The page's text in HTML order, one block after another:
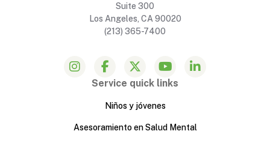
Suite 300
Los Angeles, CA 90020
(213) 365-7400
Service quick links
Niños y jóvenes
Asesoramiento en Salud Mental